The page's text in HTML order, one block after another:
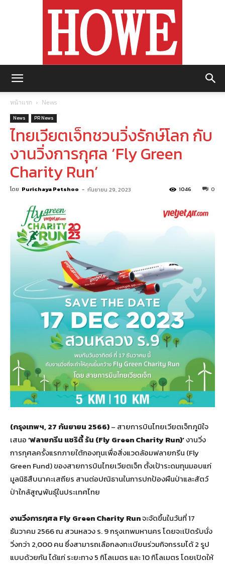
หน้าแรก News
News PR News
ไทยเวียตเจ็ทชวนวิ่งรักษ์โลก กับ
งานวิ่งการกุศล ‘Fly Green
Charity Run’
โดย Purichaya Petshoo - กันยายน 29, 2023 0
1046
(กรุงเทพฯ, 27 กันยายน 2566)– สายการบินไทยเวียตเจ็ทภูมิใจ
เสนอ‘ฟลายกรีน แชริตี้ รัน (Fly Green Charity Run)’งานวิ่ง
การกุศลครั้งแรกภายใต้กองทุนเพื่อสิ่งแวดล้อมฟลายกรีน (Fly
Green Fund) ของสายการบินไทยเวียตเจ็ท ตั้งเป้าระดมทุนมอบแก่
มูลนิธิสืบนาคะเสถียร สานต่อปณิธานในการปกป้องผืนป่าและสัตว์
ป่าใกล้สูญพันธุ์ในประเทศไทย
งานวิ่งการกุศล Fly Green Charity Runจะจัดขึ้นในวันที่ 17
ธันวาคม 2566 ณ สวนหลวง ร. 9 กรุงเทพมหานคร โดยจะเปิดรับนั่ง
วิ่งกว่า 2,000 คน ซึ่งสามารถเลือกลงทะเบียนร่วมกิจกรรมได้ 2 รูป
แบบด้วยกัน ได้แก่ ระยะทาง 5 กิโลเมตร และ 10 กิโลเมตร โดยเปิดให้